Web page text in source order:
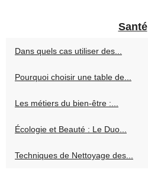
Santé
Dans quels cas utiliser des...
Pourquoi choisir une table de...
Les métiers du bien-être :...
Écologie et Beauté : Le Duo...
Techniques de Nettoyage des...